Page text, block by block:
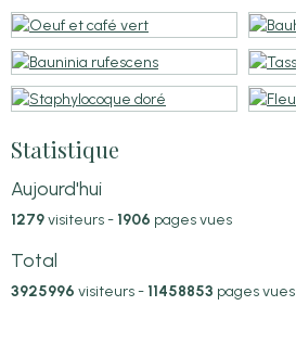
Statistique
Aujourd'hui
1279visiteurs - 1906 pages vues
Total
3925996 visiteurs - 11458853 pages vues